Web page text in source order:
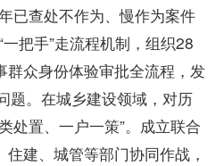
已查处不作为、慢作为案件
把手”走流程机制，组织28
群众身份体验审批全流程，发
题。在城乡建设领域，对历
处置、一户一策”。成立联合
建、城管等部门协同作战，